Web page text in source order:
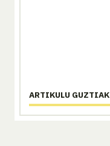
ARTIKULU GUZTIAK